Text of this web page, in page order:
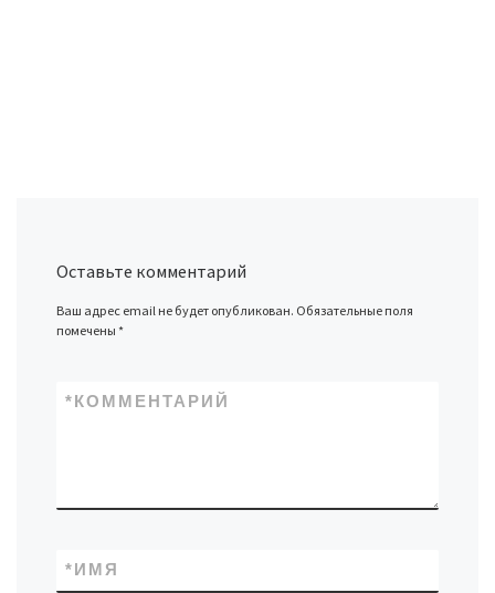
Оставьте комментарий
Ваш адрес email не будет опубликован. Обязательные поля
помечены*
КОММЕНТАРИЙ
*
ИМЯ
*